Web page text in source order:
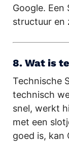
Google. Een
structuur en
8. Wat is
Technische
technisch
snel, werkt
met een
goed is, kan